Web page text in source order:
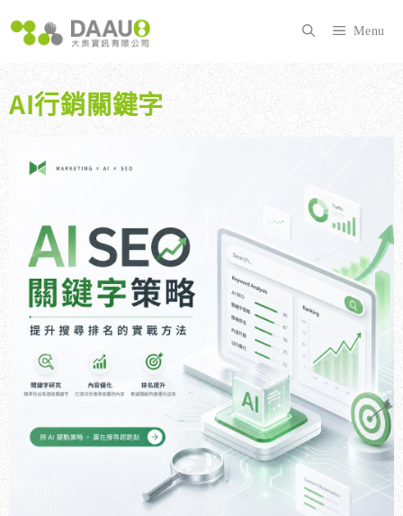
至
內
容
Menu
AI行銷關鍵字